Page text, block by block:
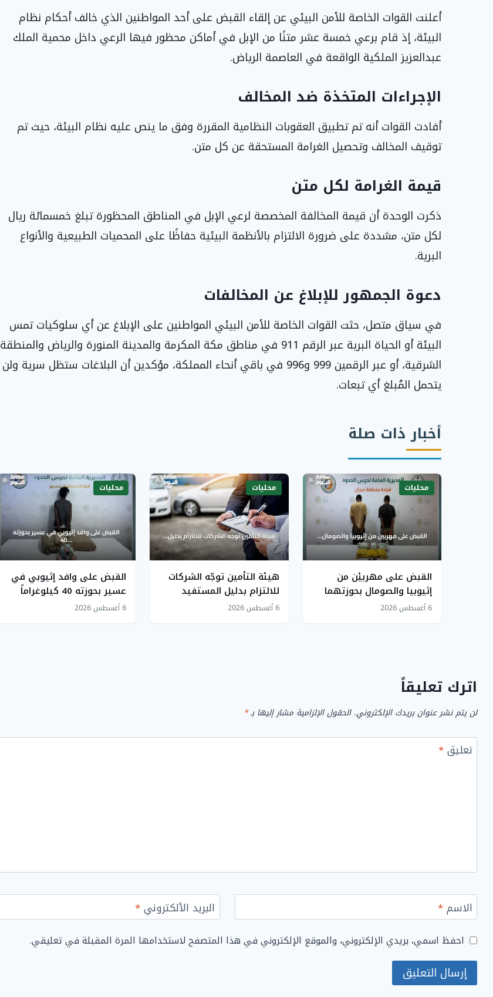
أعلنت القوات الخاصة للأمن البيئي عن إلقاء القبض على أحد المواطنين الذي خالف أحكام نظام
البيئة، إذ قام برعي خمسة عشر متنًا من الإبل في أماكن محظور فيها الرعي داخل محمية الملك
عبدالعزيز الملكية الواقعة في العاصمة الرياض.
الإجراءات المتخذة ضد المخالف
أفادت القوات أنه تم تطبيق العقوبات النظامية المقررة وفق ما ينص عليه نظام البيئة، حيث تم
توقيف المخالف وتحصيل الغرامة المستحقة عن كل متن.
قيمة الغرامة لكل متن
ذكرت الوحدة أن قيمة المخالفة المخصصة لرعي الإبل في المناطق المحظورة تبلغ خمسمائة ريال
لكل متن، مشددة على ضرورة الالتزام بالأنظمة البيئية حفاظًا على المحميات الطبيعية والأنواع
البرية.
دعوة الجمهور للإبلاغ عن المخالفات
في سياق متصل، حثت القوات الخاصة للأمن البيئي المواطنين على الإبلاغ عن أي سلوكيات تمس
البيئة أو الحياة البرية عبر الرقم 911 في مناطق مكة المكرمة والمدينة المنورة والرياض والمنطقة
الشرقية، أو عبر الرقمين 999 و996 في باقي أنحاء المملكة، مؤكدين أن البلاغات ستظل سرية ولن
يتحمل المُبلغ أي تبعات.
أخبار ذات صلة
محليات
القبض على مهربيْن من
إثيوبيا والصومال بحوزتهما
15 كيلوجراماً من الحشيش 6 أغسطس 2026
محليات
هيئة التأمين توجّه الشركات
للالتزام بدليل المستفيد
الحقيقي خلال 30 يوماً
6 أغسطس 2026
محليات
القبض على وافد إثيوبي في
عسير بحوزته 40 كيلوغراماً
من القات المخدر
6 أغسطس 2026
اترك تعليقاً
لن يتم نشر عنوان بريدك الإلكتروني. الحقول الإلزامية مشار إليها بـ*
تعليق*
الاسم* البريد الألكتروني*
احفظ اسمي، بريدي الإلكتروني، والموقع الإلكتروني في هذا المتصفح لاستخدامها المرة المقبلة في تعليقي.